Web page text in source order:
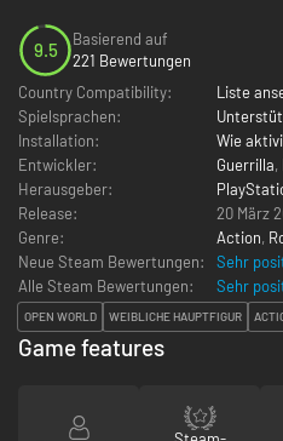
9.5
Basierend auf
221 Bewertungen
Country Compatibility:
Liste
Spielsprachen:
Installation:
Wie
Entwickler:
Guerrilla,
Herausgeber:
Release:
20 März
Genre:
Action,
Neue Steam Bewertungen:
Sehr
Alle Steam Bewertungen:
Sehr
OPEN WORLD WEIBLICHE HAUPTFIGUR
Game features